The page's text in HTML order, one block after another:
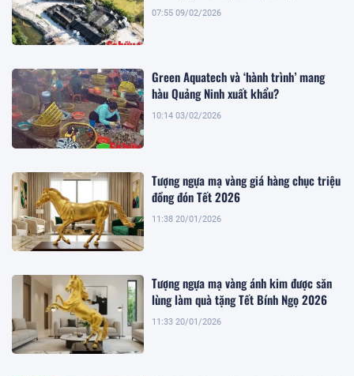
07:55 09/02/2026
Green Aquatech và ‘hành trình’ mang
hàu Quảng Ninh xuất khẩu?
10:14 03/02/2026
Tượng ngựa mạ vàng giá hàng chục triệu
đồng đón Tết 2026
11:38 20/01/2026
Tượng ngựa mạ vàng ánh kim được săn
lùng làm quà tặng Tết Bính Ngọ 2026
11:33 20/01/2026